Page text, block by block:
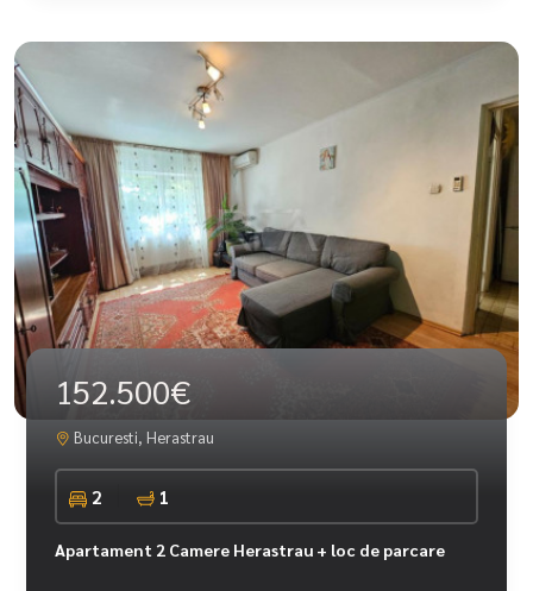
152.500€
Bucuresti, Herastrau
2 1
Apartament 2 Camere Herastrau + loc de parcare